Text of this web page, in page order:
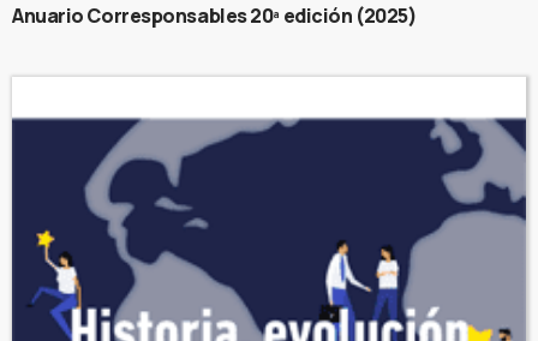
Anuario Corresponsables 20ª edición (2025)